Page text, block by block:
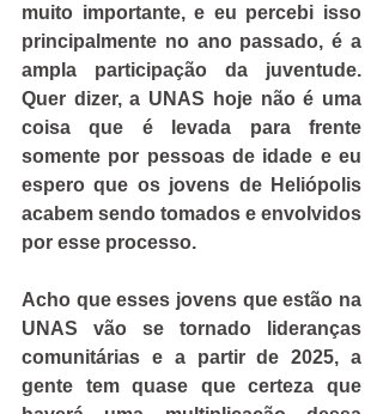
muito importante, e eu percebi isso
principalmente no ano passado, é a
ampla participação da juventude.
Quer dizer, a UNAS hoje não é uma
coisa que é levada para frente
somente por pessoas de idade e eu
espero que os jovens de Heliópolis
acabem sendo tomados e envolvidos
por esse processo.
Acho que esses jovens que estão na
UNAS vão se tornado lideranças
comunitárias e a partir de 2025, a
gente tem quase que certeza que